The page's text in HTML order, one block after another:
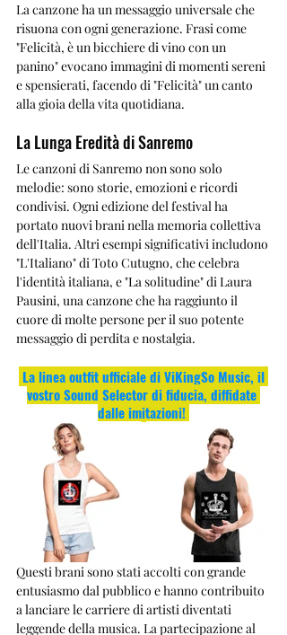
La canzone ha un messaggio universale che
risuona con ogni generazione. Frasi come
"Felicità, è un bicchiere di vino con un
panino" evocano immagini di momenti sereni
e spensierati, facendo di "Felicità" un canto
alla gioia della vita quotidiana.
La Lunga Eredità di Sanremo
Le canzoni di Sanremo non sono solo
melodie: sono storie, emozioni e ricordi
condivisi. Ogni edizione del festival ha
portato nuovi brani nella memoria collettiva
dell'Italia. Altri esempi significativi includono
"L'Italiano" di Toto Cutugno, che celebra
l'identità italiana, e "La solitudine" di Laura
Pausini, una canzone che ha raggiunto il
cuore di molte persone per il suo potente
messaggio di perdita e nostalgia.
La linea outfit ufficiale di ViKingSo Music, il
vostro Sound Selector di fiducia, diffidate
dalle imitazioni!
Questi brani sono stati accolti con grande
entusiasmo dal pubblico e hanno contribuito
a lanciare le carriere di artisti diventati
leggende della musica. La partecipazione al